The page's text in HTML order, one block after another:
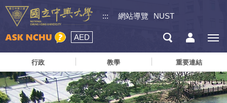
::: 網站導覽 NUST
AED
行政 教學 重要連結